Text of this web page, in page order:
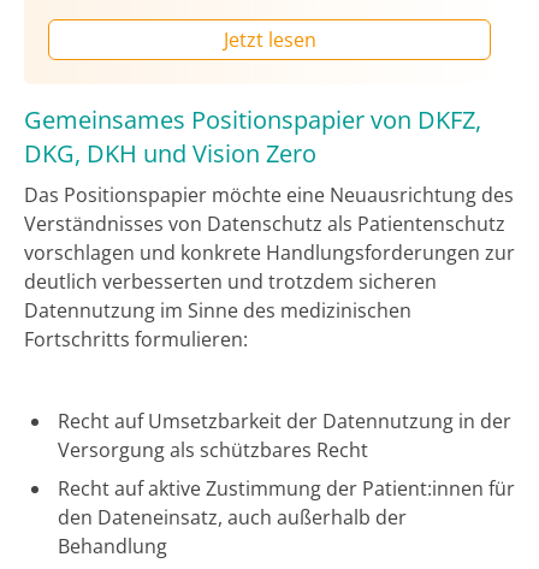
Jetzt lesen
Gemeinsames Positionspapier von DKFZ,
DKG, DKH und Vision Zero
Das Positionspapier möchte eine Neuausrichtung des
Verständnisses von Datenschutz als Patientenschutz
vorschlagen und konkrete Handlungsforderungen zur
deutlich verbesserten und trotzdem sicheren
Datennutzung im Sinne des medizinischen
Fortschritts formulieren:
Recht auf Umsetzbarkeit der Datennutzung in der
Versorgung als schützbares Recht
Recht auf aktive Zustimmung der Patient:innen für
den Dateneinsatz, auch außerhalb der
Behandlung